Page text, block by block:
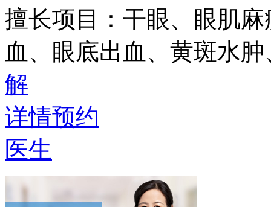
擅长项目： 干眼、眼肌
血、眼底出血、黄斑水
解
详情预约
医生